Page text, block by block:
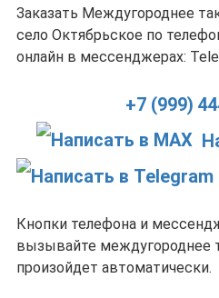
Заказать Междугороднее
село Октябрьское по
онлайн в мессенджерах:
+7 (999)
Кнопки телефона и
вызывайте междугороднее
произойдет автоматически.